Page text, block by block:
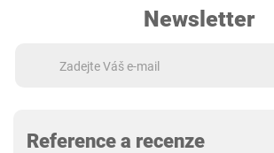
Newsletter
Reference a recenze